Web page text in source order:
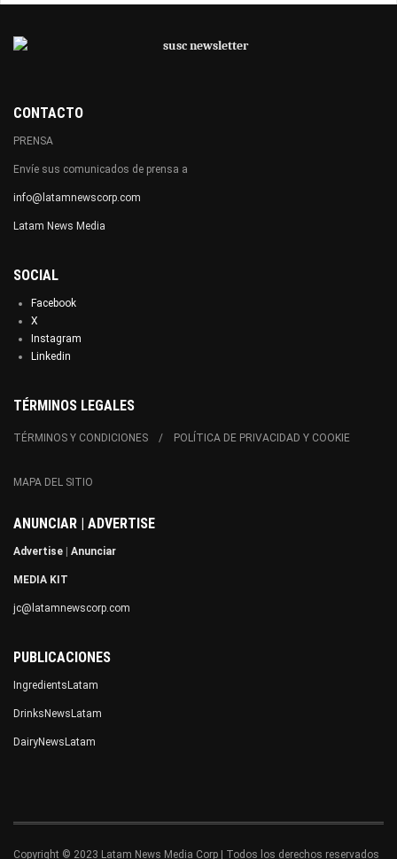
CONTACTO
PRENSA
Envíe sus comunicados de prensa a
info@latamnewscorp.com
Latam News Media
SOCIAL
Facebook
X
Instagram
Linkedin
TÉRMINOS LEGALES
TÉRMINOS Y CONDICIONES POLÍTICA DE PRIVACIDAD Y COOKIE
MAPA DEL SITIO
ANUNCIAR | ADVERTISE
Advertise Anunciar
MEDIA KIT
jc@latamnewscorp.com
PUBLICACIONES
IngredientsLatam
DrinksNewsLatam
DairyNewsLatam
Copyright © 2023 Latam News Media Corp | Todos los derechos reservados